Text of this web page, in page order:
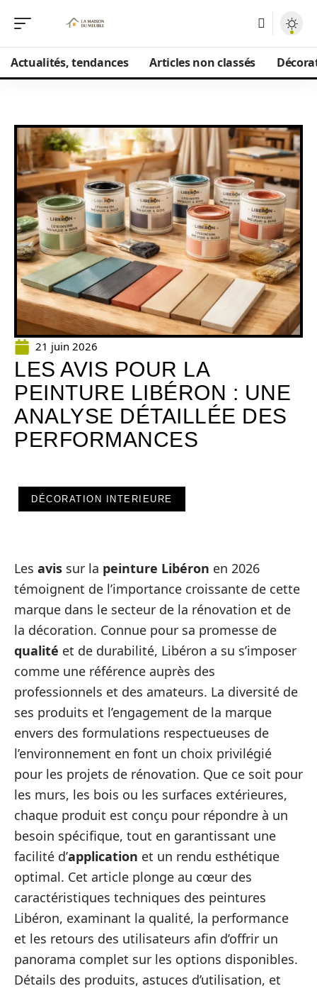
Actualités, tendances Articles non classés
21 juin 2026
LES AVIS POUR LA
PEINTURE LIBÉRON : UNE
ANALYSE DÉTAILLÉE DES
PERFORMANCES
DÉCORATION INTERIEURE
Les avis sur la peinture Libéron en 2026
témoignent de l’importance croissante de cette
marque dans le secteur de la rénovation et de
la décoration. Connue pour sa promesse de
qualité et de durabilité, Libéron a su s’imposer
comme une référence auprès des
professionnels et des amateurs. La diversité de
ses produits et l’engagement de la marque
envers des formulations respectueuses de
l’environnement en font un choix privilégié
pour les projets de rénovation. Que ce soit pour
les murs, les bois ou les surfaces extérieures,
chaque produit est conçu pour répondre à un
besoin spécifique, tout en garantissant une
facilité d’application et un rendu esthétique
optimal. Cet article plonge au cœur des
caractéristiques techniques des peintures
Libéron, examinant la qualité, la performance
et les retours des utilisateurs afin d’offrir un
panorama complet sur les options disponibles.
Détails des produits, astuces d’utilisation, et